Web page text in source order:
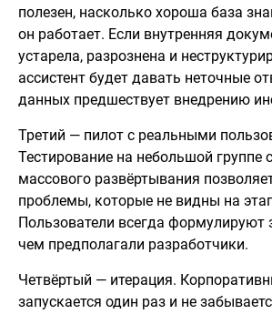
полезен, насколько хороша база
он работает. Если внутренняя
устарела, разрознена и
ассистент будет давать неточные
данных предшествует внедрению
Третий — пилот с реальными
Тестирование на небольшой группе
массового развёртывания
проблемы, которые не видны на
Пользователи всегда формулируют
чем предполагали разработчики.
Четвёртый — итерация.
запускается один раз и не